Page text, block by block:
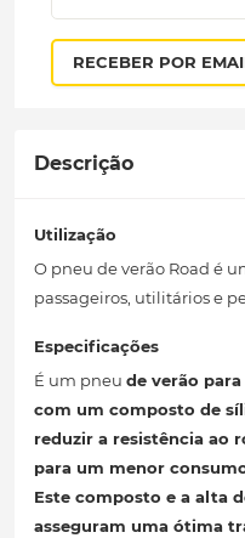
RECEBER POR
Descrição
Utilização
O pneu de verão Road é
passageiros, utilitários e
Especificações
É um pneu de verão
com um composto de
reduzir a resistência ao
para um menor
Este composto e a alta
asseguram uma ótima